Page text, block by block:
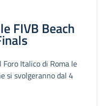
FIVB Beach
Italico di Roma le
si svolgeranno dal 4